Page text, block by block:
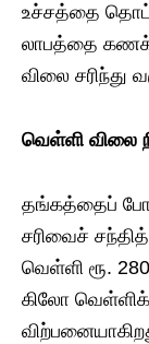
உச்சத்தை
லாபத்தை
விலை சரிந்து
வெள்ளி விலை
​தங்கத்தைப்
சரிவைச்
வெள்ளி ரூ.
கிலோ வெள்ளிக்